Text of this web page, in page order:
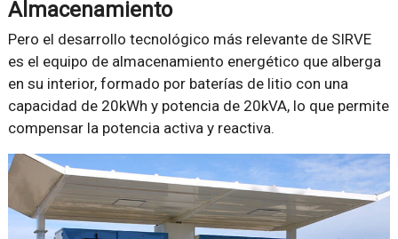
Almacenamiento
Pero el desarrollo tecnológico más relevante de SIRVE
es el equipo de almacenamiento energético que alberga
en su interior, formado por baterías de litio con una
capacidad de 20kWh y potencia de 20kVA, lo que permite
compensar la potencia activa y reactiva.